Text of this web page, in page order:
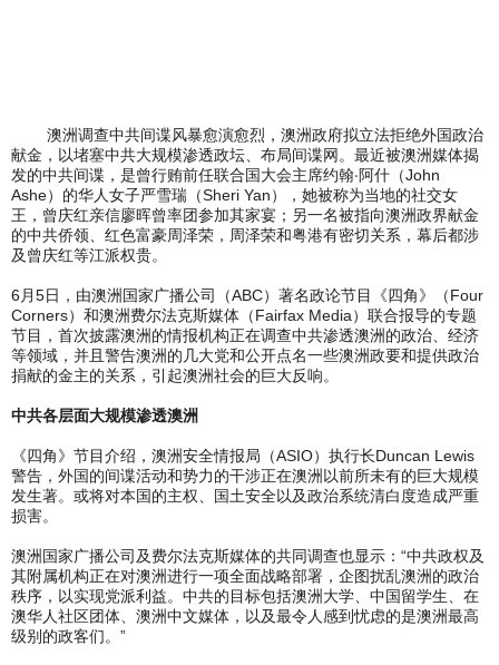
澳洲调查中共间谍风暴愈演愈烈，澳洲政府拟立法拒绝外国政治
献金，以堵塞中共大规模渗透政坛、布局间谍网。最近被澳洲媒体揭
发的中共间谍，是曾行贿前任联合国大会主席约翰‧阿什（John
Ashe）的华人女子严雪瑞（Sheri Yan），她被称为当地的社交女
王，曾庆红亲信廖晖曾率团参加其家宴；另一名被指向澳洲政界献金
的中共侨领、红色富豪周泽荣，周泽荣和粤港有密切关系，幕后都涉
及曾庆红等江派权贵。
6月5日，由澳洲国家广播公司（ABC）著名政论节目《四角》（Four
Corners）和澳洲费尔法克斯媒体（Fairfax Media）联合报导的专题
节目，首次披露澳洲的情报机构正在调查中共渗透澳洲的政治、经济
等领域，并且警告澳洲的几大党和公开点名一些澳洲政要和提供政治
捐献的金主的关系，引起澳洲社会的巨大反响。
中共各层面大规模渗透澳洲
《四角》节目介绍，澳洲安全情报局（ASIO）执行长Duncan Lewis
警告，外国的间谍活动和势力的干涉正在澳洲以前所未有的巨大规模
发生著。或将对本国的主权、国土安全以及政治系统清白度造成严重
损害。
澳洲国家广播公司及费尔法克斯媒体的共同调查也显示：“中共政权及
其附属机构正在对澳洲进行一项全面战略部署，企图扰乱澳洲的政治
秩序，以实现党派利益。中共的目标包括澳洲大学、中国留学生、在
澳华人社区团体、澳洲中文媒体，以及最令人感到忧虑的是澳洲最高
级别的政客们。”